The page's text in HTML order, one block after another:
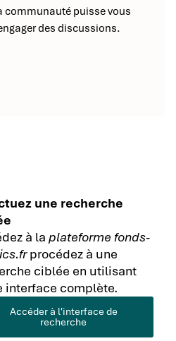
communauté puisse vous
des discussions.
une recherche
à laplateforme fonds-
procédez à une
ciblée en utilisant
interface complète.
Accéder à l'interface de
recherche